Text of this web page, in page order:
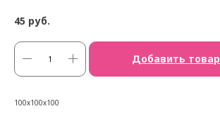
45 руб.
Добавить товар
100х100х100